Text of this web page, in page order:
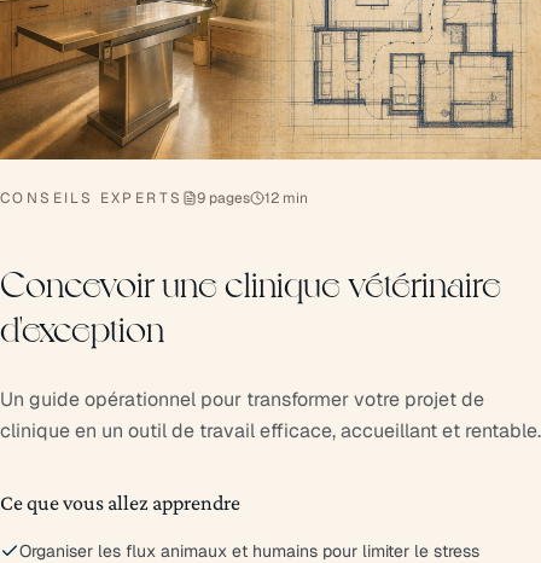
CONSEILS EXPERTS 9 pages 12 min
Concevoir une clinique vétérinaire
d'exception
Un guide opérationnel pour transformer votre projet de
clinique en un outil de travail efficace, accueillant et rentable.
Ce que vous allez apprendre
Organiser les flux animaux et humains pour limiter le stress